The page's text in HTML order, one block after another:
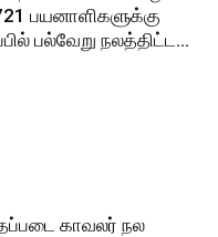
பயனாளிகளுக்கு
பல்வேறு நலத்திட்ட...
காவலர் நல